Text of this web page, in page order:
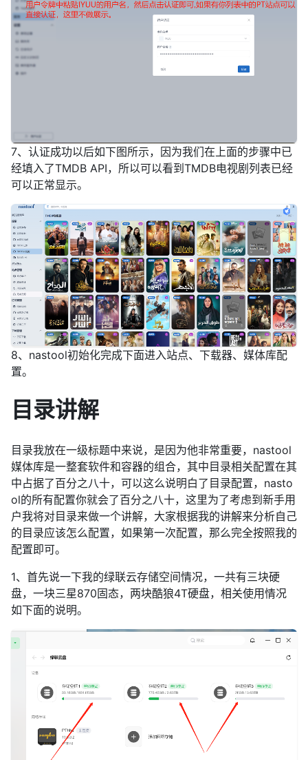
7、认证成功以后如下图所示，因为我们在上面的步骤中已
经填入了TMDB API，所以可以看到TMDB电视剧列表已经
可以正常显示。
8、nastool初始化完成下面进入站点、下载器、媒体库配
置。
目录讲解
目录我放在一级标题中来说，是因为他非常重要，nastool
媒体库是一整套软件和容器的组合，其中目录相关配置在其
中占据了百分之八十，可以这么说明白了目录配置，nasto
ol的所有配置你就会了百分之八十，这里为了考虑到新手用
户我将对目录来做一个讲解，大家根据我的讲解来分析自己
的目录应该怎么配置，如果第一次配置，那么完全按照我的
配置即可。
1、首先说一下我的绿联云存储空间情况，一共有三块硬
盘，一块三星870固态，两块酷狼4T硬盘，相关使用情况
如下面的说明。